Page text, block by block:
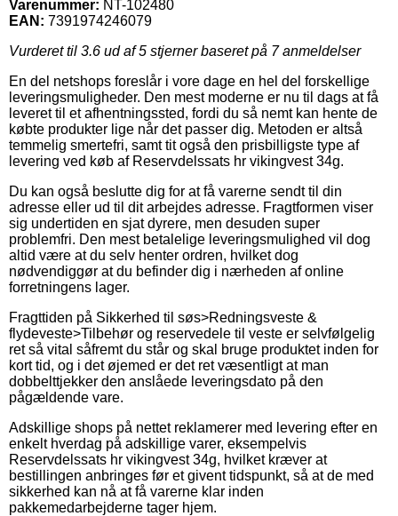
Varenummer: NT-102480
EAN: 7391974246079
Vurderet til 3.6 ud af 5 stjerner baseret på 7anmeldelser
En del netshops foreslår i vore dage en hel del forskellige
leveringsmuligheder. Den mest moderne er nu til dags at få
leveret til et afhentningssted, fordi du så nemt kan hente de
købte produkter lige når det passer dig. Metoden er altså
temmelig smertefri, samt tit også den prisbilligste type af
levering ved køb af Reservdelssats hr vikingvest 34g.
Du kan også beslutte dig for at få varerne sendt til din
adresse eller ud til dit arbejdes adresse. Fragtformen viser
sig undertiden en sjat dyrere, men desuden super
problemfri. Den mest betalelige leveringsmulighed vil dog
altid være at du selv henter ordren, hvilket dog
nødvendiggør at du befinder dig i nærheden af online
forretningens lager.
Fragttiden på Sikkerhed til søs>Redningsveste &
flydeveste>Tilbehør og reservedele til veste er selvfølgelig
ret så vital såfremt du står og skal bruge produktet inden for
kort tid, og i det øjemed er det ret væsentligt at man
dobbelttjekker den anslåede leveringsdato på den
pågældende vare.
Adskillige shops på nettet reklamerer med levering efter en
enkelt hverdag på adskillige varer, eksempelvis
Reservdelssats hr vikingvest 34g, hvilket kræver at
bestillingen anbringes før et givent tidspunkt, så at de med
sikkerhed kan nå at få varerne klar inden
pakkemedarbejderne tager hjem.